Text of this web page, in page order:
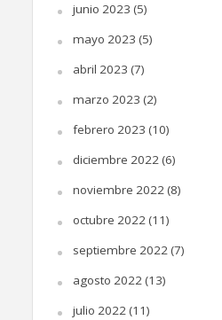
junio 2023 (5)
mayo 2023 (5)
abril 2023 (7)
marzo 2023 (2)
febrero 2023 (10)
diciembre 2022(6)
noviembre 2022(8)
octubre 2022(11)
septiembre 2022(7)
agosto 2022(13)
julio 2022(11)